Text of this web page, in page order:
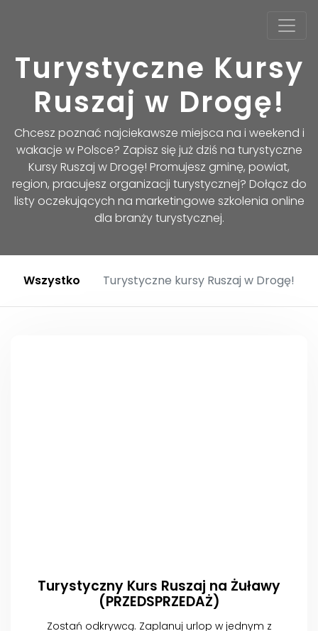
Turystyczne Kursy
Ruszaj w Drogę!
Chcesz poznać najciekawsze miejsca na i weekend i
wakacje w Polsce? Zapisz się już dziś na turystyczne
Kursy Ruszaj w Drogę! Promujesz gminę, powiat,
region, pracujesz organizacji turystycznej? Dołącz do
listy oczekujących na marketingowe szkolenia online
dla branży turystycznej.
Wszystko Turystyczne kursy Ruszaj w Drogę!
Turystyczny Kurs Ruszaj na Żuławy
(PRZEDSPRZEDAŻ)
Zostań odkrywcą. Zaplanuj urlop w jednym z